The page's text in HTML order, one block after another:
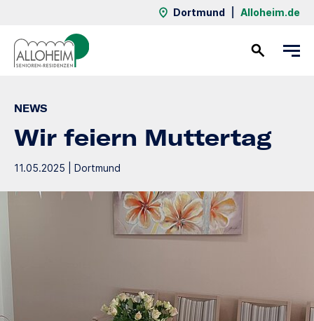
Dortmund Alloheim.de
NEWS
Wir feiern Muttertag
11.05.2025 | Dortmund